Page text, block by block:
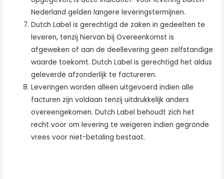
Nederland gelden langere leveringstermijnen.
Dutch Label is gerechtigd de zaken in gedeelten te
leveren, tenzij hiervan bij Overeenkomst is
afgeweken of aan de deellevering geen zelfstandige
waarde toekomt. Dutch Label is gerechtigd het aldus
geleverde afzonderlijk te factureren.
Leveringen worden alleen uitgevoerd indien alle
facturen zijn voldaan tenzij uitdrukkelijk anders
overeengekomen. Dutch Label behoudt zich het
recht voor om levering te weigeren indien gegronde
vrees voor niet-betaling bestaat.